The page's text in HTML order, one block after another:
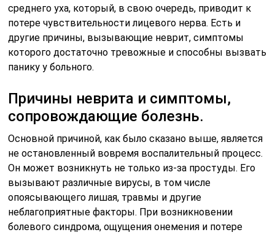
среднего уха, который, в свою очередь, приводит к
потере чувствительности лицевого нерва. Есть и
другие причины, вызывающие неврит, симптомы
которого достаточно тревожные и способны вызвать
панику у больного.
Причины неврита и симптомы,
сопровождающие болезнь.
Основной причиной, как было сказано выше, является
не остановленный вовремя воспалительный процесс.
Он может возникнуть не только из-за простуды. Его
вызывают различные вирусы, в том числе
опоясывающего лишая, травмы и другие
неблагоприятные факторы. При возникновении
болевого синдрома, ощущения онемения и потере